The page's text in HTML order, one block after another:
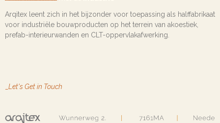
Arqitex leent zich in het bijzonder voor toepassing als halffabrikaat
voor industriële bouwproducten op het terrein van akoestiek,
prefab-interieurwanden en CLT-oppervlakafwerking.
Let's Get in Touch